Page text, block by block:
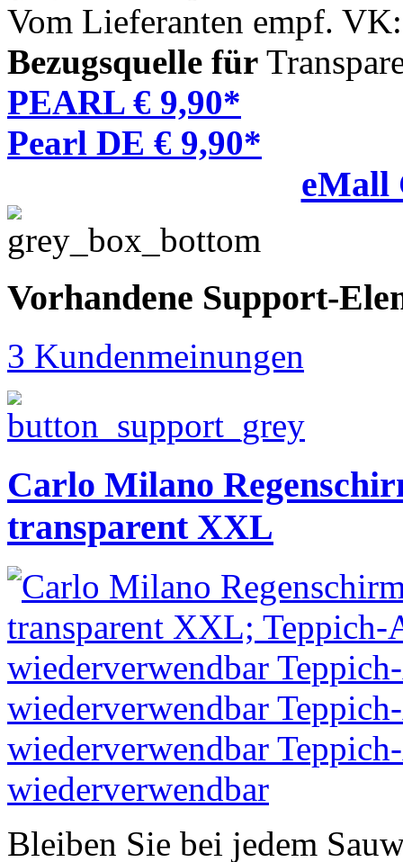
Vom Lieferanten empf.
Bezugsquelle für
PEARL € 9,90*
Pearl DE € 9,90*
eMall
Vorhandene Support-
3 Kundenmeinungen
Carlo Milano
transparent XXL
Bleiben Sie bei jedem